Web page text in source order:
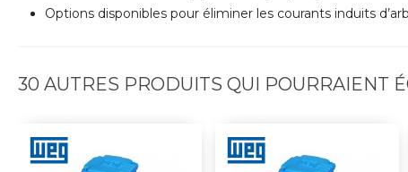
Options disponibles pour éliminer les courants induits
30 AUTRES PRODUITS QUI POURRAIENT